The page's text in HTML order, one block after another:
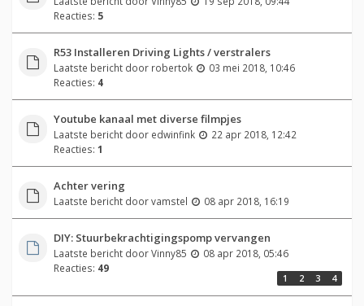
Reacties: 5
R53 Installeren Driving Lights / verstralers
Laatste bericht door robertok
03 mei 2018, 10:46
Reacties: 4
Youtube kanaal met diverse filmpjes
Laatste bericht door edwinfink
22 apr 2018, 12:42
Reacties: 1
Achter vering
Laatste bericht doorvamstel 08 apr 2018, 16:19
DIY: Stuurbekrachtigingspomp vervangen
Laatste bericht doorVinny85
08 apr 2018, 05:46
Reacties: 49
1 2 3 4